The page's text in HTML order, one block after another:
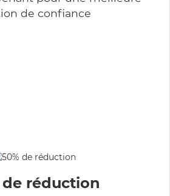
de confiance
de réduction